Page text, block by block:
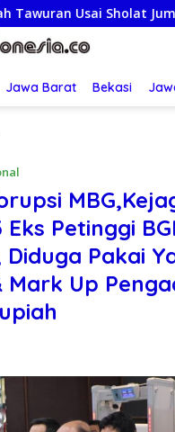
Sholat Jumat
Jawa Barat Bekasi
Petinggi
Diduga Pakai
Mark Up